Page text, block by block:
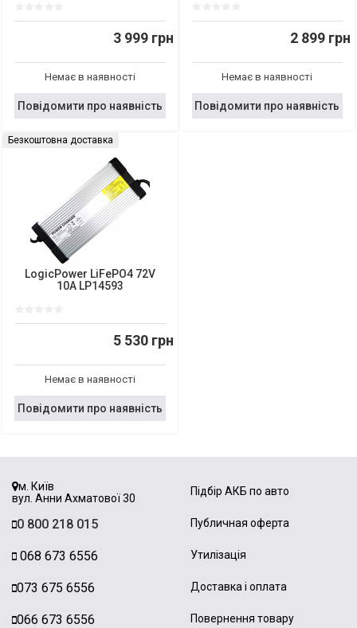
3 999 грн
Немає в наявності
Повідомити про наявність
2 899 грн
Немає в наявності
Повідомити про наявність
Безкоштовна доставка
LogicPower LiFePO4 72V
10A LP14593
5 530 грн
Немає в наявності
Повідомити про наявність
м. Київ
вул. Анни Ахматової 30
0 800 218 015
068 673 6556
073 675 6556
066 673 6556
Підбір АКБ по авто
Публичная оферта
Утилізація
Доставка і оплата
Повернення товару